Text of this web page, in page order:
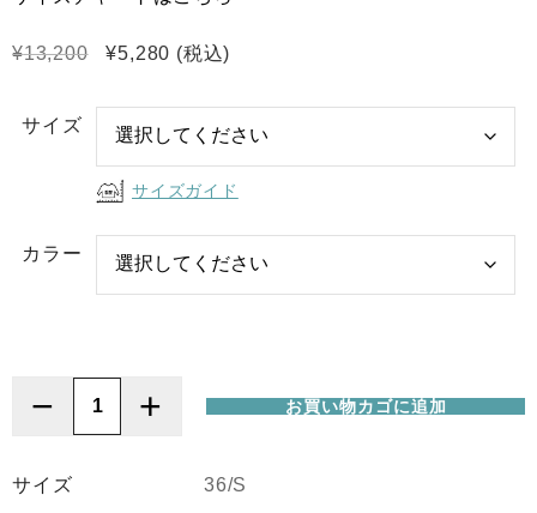
¥13,200
元
価
格
は
¥13,200
し
¥5,280 現
の
価
格
は
で
(税込)
サイズ
サイズガイド
カラー
−
ION
+ お買い物カゴに追加
サイズ
36/S